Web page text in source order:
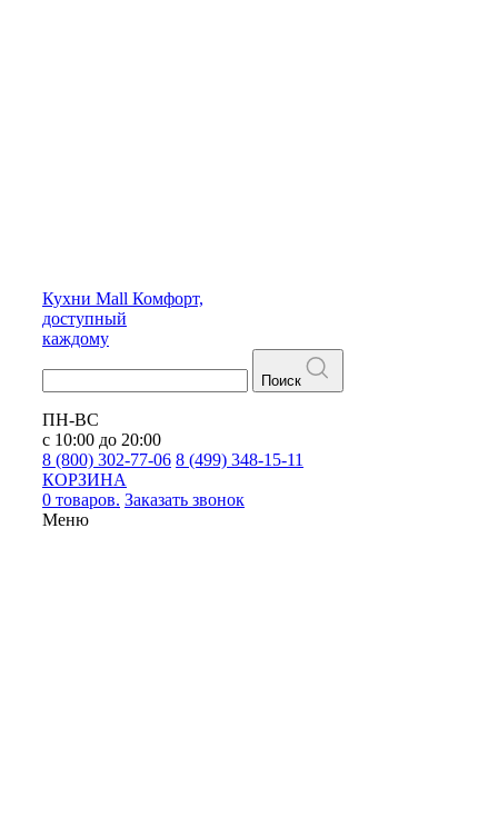
Кухни Mall Комфорт,
доступный
каждому
Поиск
ПН-ВС
с 10:00 до 20:00
8 (800) 302-77-06 8 (499) 348-15-11
КОРЗИНА
0 товаров. Заказать звонок
Меню